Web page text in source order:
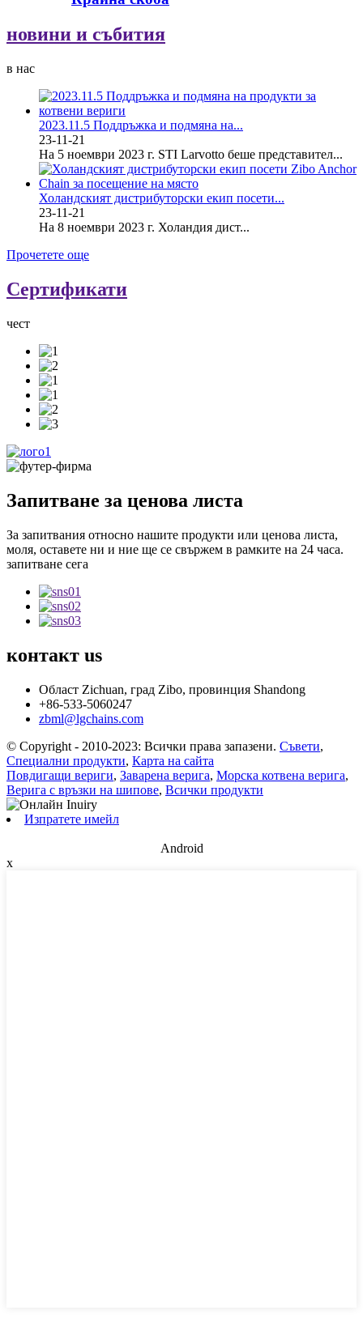
новини и събития
в нас
2023.11.5 Поддръжка и подмяна на...
23-11-21
На 5 ноември 2023 г. STI Larvotto беше представител...
Холандският дистрибуторски екип посети...
23-11-21
На 8 ноември 2023 г. Холандия дист...
Прочетете още
Сертификати
чест
Запитване за ценова листа
За запитвания относно нашите продукти или ценова листа,
моля, оставете ни и ние ще се свържем в рамките на 24 часа.
запитване сега
контакт us
Област Zichuan, град Zibo, провинция Shandong
+86-533-5060247
zbml@lgchains.com
© Copyright - 2010-2023: Всички права запазени. Съвети,
Специални продукти, Карта на сайта
Повдигащи вериги, Заварена верига, Морска котвена верига,
Верига с връзки на шипове, Всички продукти
Изпратете имейл
Android
x